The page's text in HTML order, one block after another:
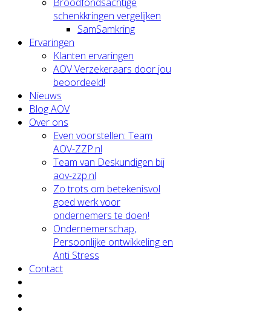
schenkkringen vergelijken
SamSamkring
Ervaringen
Klanten ervaringen
AOV Verzekeraars door jou
beoordeeld!
Nieuws
Blog AOV
Over ons
Even voorstellen: Team
AOV-ZZP.nl
Team van Deskundigen bij
aov-zzp.nl
Zo trots om betekenisvol
goed werk voor
ondernemers te doen!
Ondernemerschap,
Persoonlijke ontwikkeling en
Anti Stress
Contact